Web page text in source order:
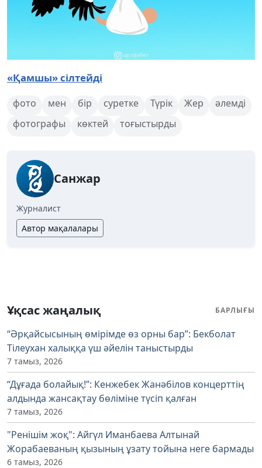
«Қамшы» сілтейді
фото мен бір суретке Түрік Жер
әлемді
фотографы
көктей тоғыстырды
Санжар
Журналист
Автор мақалалары
Ұқсас жаңалық БАРЛЫҒЫ
“Әрқайсысының өмірімде өз орны бар”: Бекболат
Тілеухан халыққа үш әйелін таныстырды
7 тамыз, 2026
“Дұғада болайық!”: Кенжебек Жанәбілов концерттің
алдында жансақтау бөліміне түсіп қалған
7 тамыз, 2026
"Ренішім жоқ": Айгүл Иманбаева Алтынай
Жорабаеваның қызының ұзату тойына неге бармады
6 тамыз, 2026